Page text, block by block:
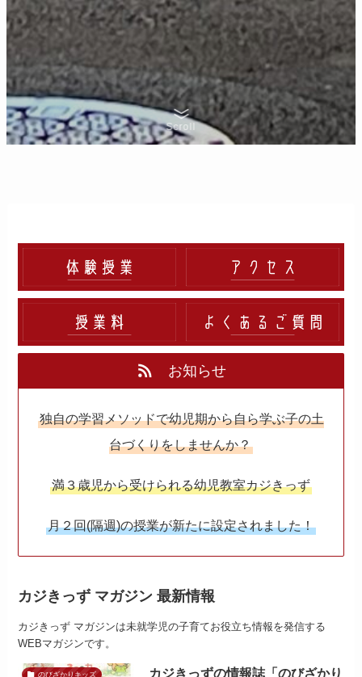
Scroll
お知らせ
独自の学習メソッドで幼児期から自ら学ぶ子の土
台づくりをしませんか？
満３歳児から受けられる幼児教室カジきっず
月２回(隔週)の授業が新たに設定されました！
カジきっず マガジン 最新情報
カジきっず マガジンは未就学児の子育てお役立ち情報を発信する
WEBマガジンです。
のびざかりキッズ カジきっずの情報誌「のびざかり